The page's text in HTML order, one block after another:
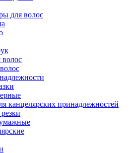
для волос
волос
канцелярских принадлежностей